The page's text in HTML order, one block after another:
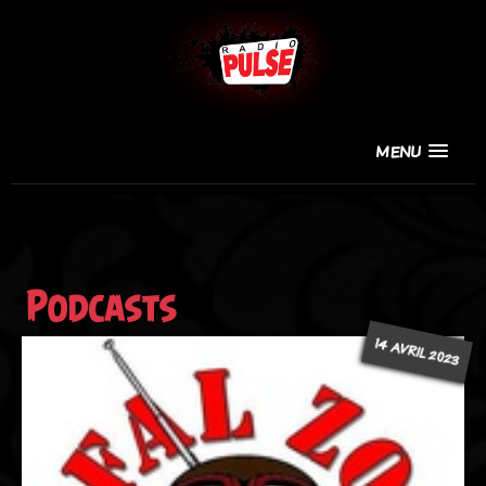
MENU
Podcasts
14 AVRIL 2023